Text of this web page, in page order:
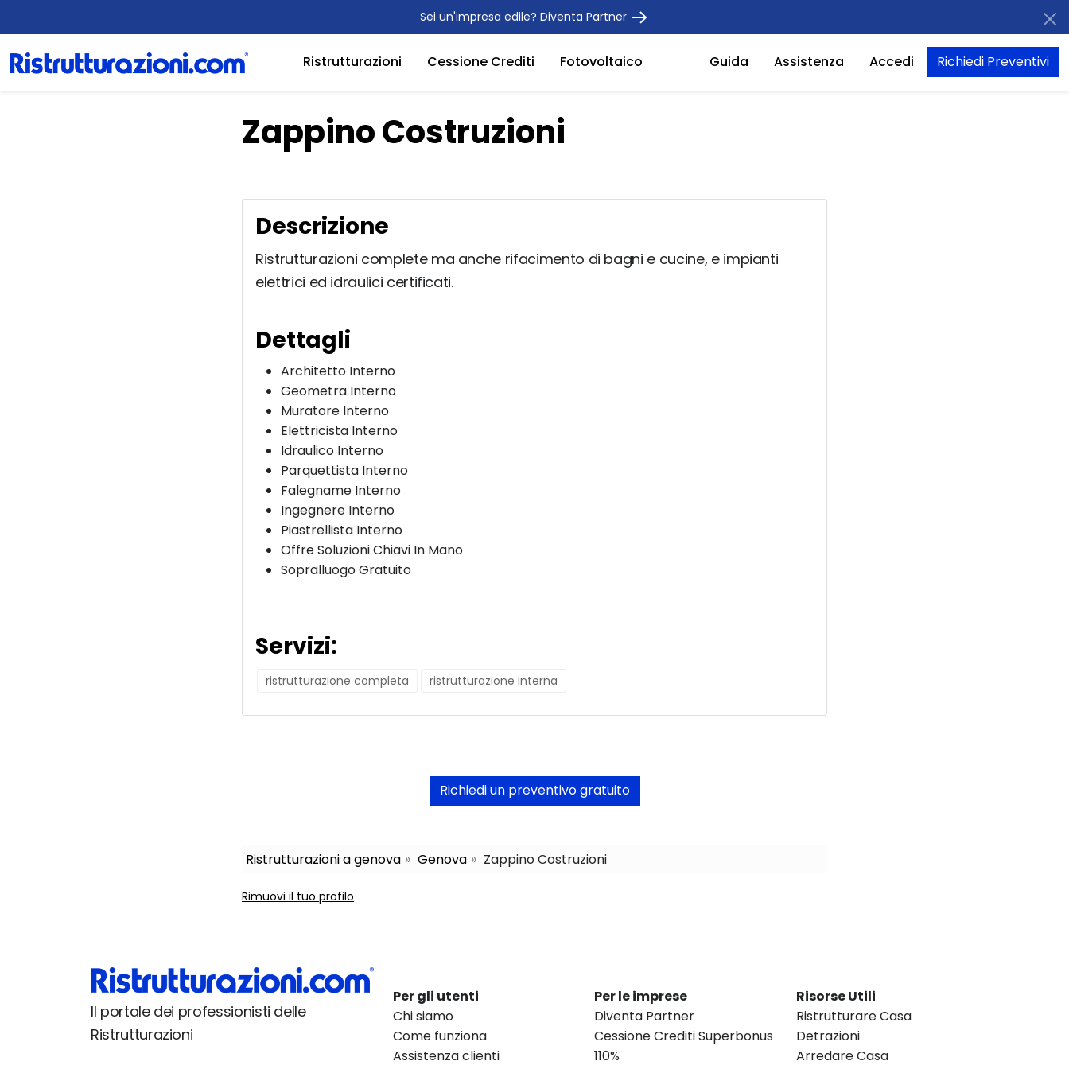
Sei un'impresa edile? Diventa Partner
Ristrutturazioni Cessione Crediti Fotovoltaico Guida Assistenza Accedi Richiedi Preventivi
Zappino Costruzioni
Descrizione
Ristrutturazioni complete ma anche rifacimento di bagni e cucine, e impianti
elettrici ed idraulici certificati.
Dettagli
Architetto Interno
Geometra Interno
Muratore Interno
Elettricista Interno
Idraulico Interno
Parquettista Interno
Falegname Interno
Ingegnere Interno
Piastrellista Interno
Offre Soluzioni Chiavi In Mano
Sopralluogo Gratuito
Servizi:
ristrutturazione completa ristrutturazione interna
Richiedi un preventivo gratuito
Ristrutturazioni a genova Genova Zappino Costruzioni
Rimuovi il tuo profilo
Il portale dei professionisti delle
Ristrutturazioni
Per gli utenti
Chi siamo
Come funziona
Assistenza clienti
Per le imprese
Diventa Partner
Cessione Crediti Superbonus
110%
Risorse Utili
Ristrutturare Casa
Detrazioni
Arredare Casa